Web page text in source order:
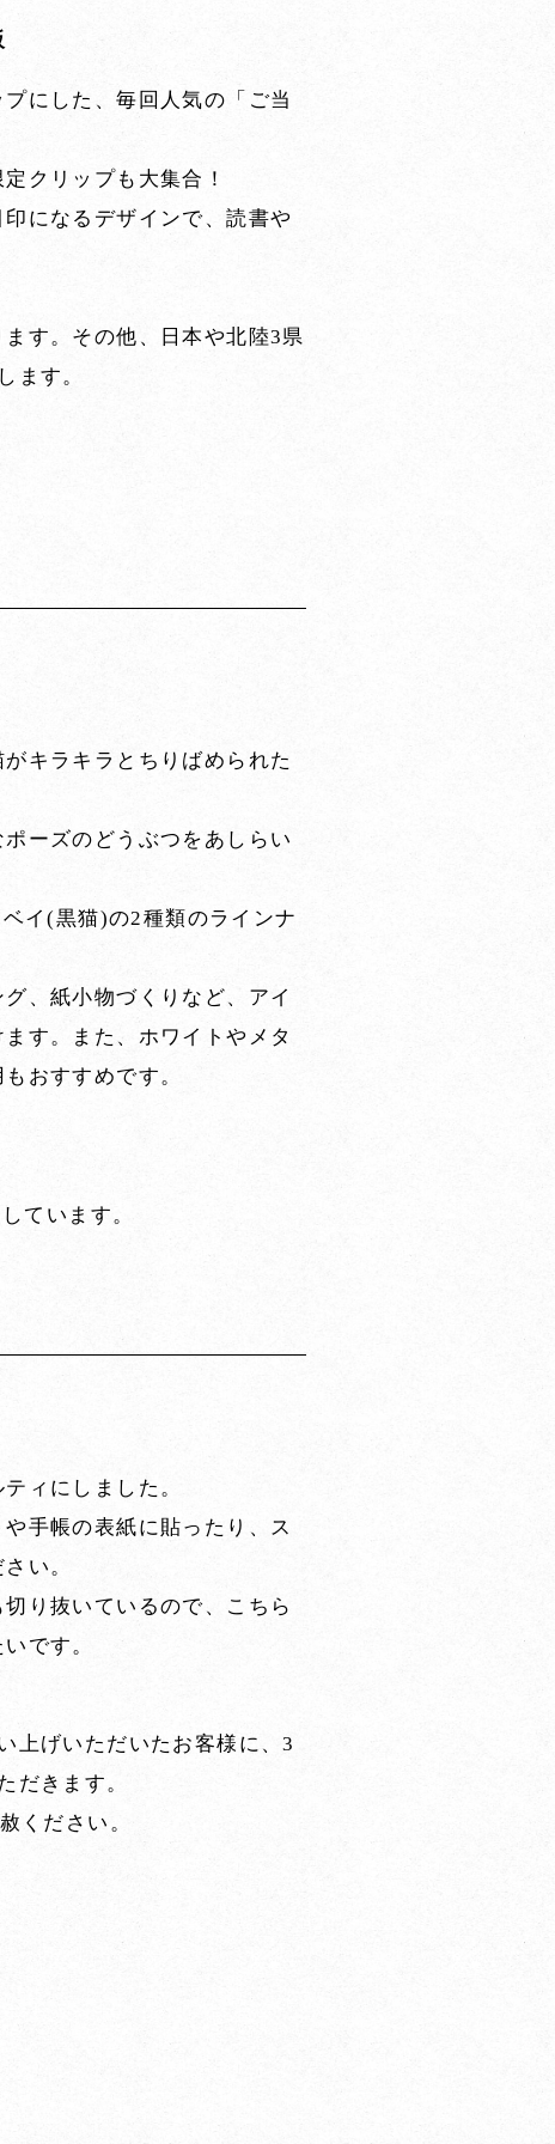
にした、毎回人気の「ご当
クリップも大集合！
になるデザインで、読書や
す。その他、日本や北陸3県
ます。
キラキラとちりばめられた
ーズのどうぶつをあしらい
イ(黒猫)の2種類のラインナ
、紙小物づくりなど、アイ
す。また、ホワイトやメタ
おすすめです。
ています。
ィにしました。
手帳の表紙に貼ったり、ス
い。
り抜いているので、こちら
です。
上げいただいたお客様に、3
だきます。
ください。